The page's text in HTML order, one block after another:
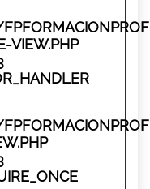
VIEW.PHP